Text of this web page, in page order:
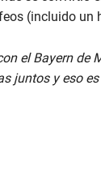
(incluido un
el Bayern de
juntos y eso